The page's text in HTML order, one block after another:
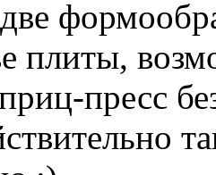
две
плиты,
пресс